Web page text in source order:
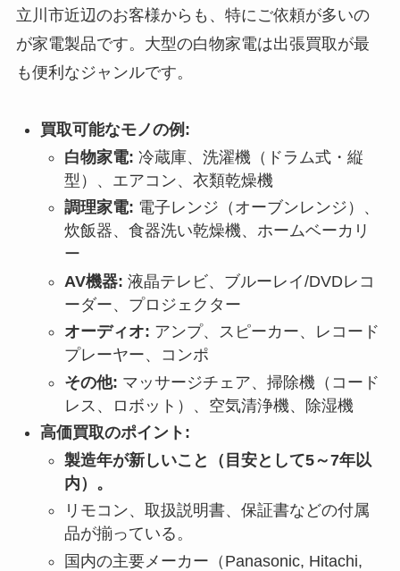
立川市近辺のお客様からも、特にご依頼が多いの
が家電製品です。大型の白物家電は出張買取が最
も便利なジャンルです。
買取可能なモノの例:
白物家電: 冷蔵庫、洗濯機（ドラム式・縦
型）、エアコン、衣類乾燥機
調理家電: 電子レンジ（オーブンレンジ）、
炊飯器、食器洗い乾燥機、ホームベーカリ
ー
AV機器: 液晶テレビ、ブルーレイ/DVDレコ
ーダー、プロジェクター
オーディオ: アンプ、スピーカー、レコード
プレーヤー、コンポ
その他: マッサージチェア、掃除機（コード
レス、ロボット）、空気清浄機、除湿機
高価買取のポイント:
製造年が新しいこと（目安として5～7年以
内）。
リモコン、取扱説明書、保証書などの付属
品が揃っている。
国内の主要メーカー（Panasonic, Hitachi,